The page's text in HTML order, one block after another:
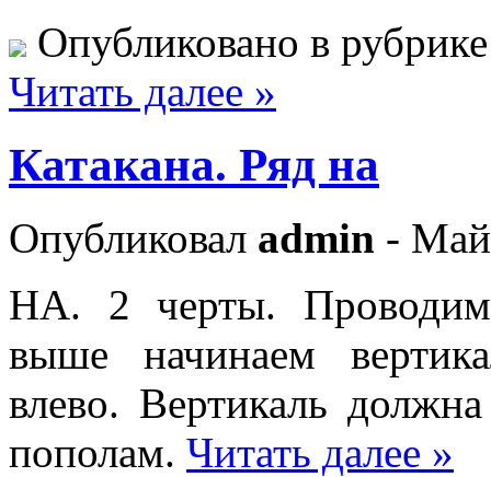
Опубликовано в
Читать далее »
Катакана. Ряд на
Опубликовал admin -
НА. 2 черты. Проводим
выше начинаем
влево. Вертикаль
пополам. Читать далее »